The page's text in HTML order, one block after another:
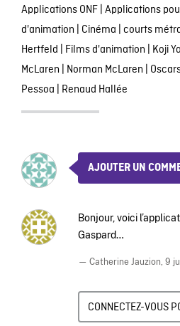
Applications ONF| Applications
d'animation | Cinéma | courts
Hertfeld | Films d'animation | Koji
McLaren | Norman McLaren |
Pessoa | Renaud Hallée
AJOUTER UN
Bonjour, voici
Gaspard…
— Catherine Jauzion, 9
CONNECTEZ-VOUS